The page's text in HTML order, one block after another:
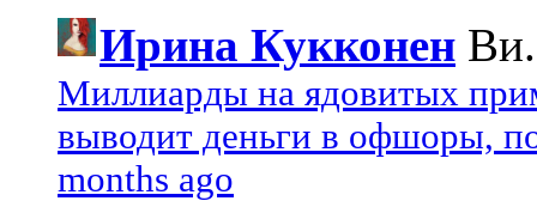
Ирина Кукконен
Миллиарды на ядовитых
выводит деньги в офшоры,
months ago